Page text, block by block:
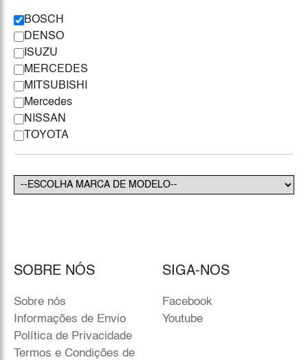
BOSCH
DENSO
ISUZU
MERCEDES
MITSUBISHI
Mercedes
NISSAN
TOYOTA
SOBRE NÓS
Sobre nós
Informações de Envio
Política de Privacidade
Termos e Condições de
SIGA-NOS
Facebook
Youtube